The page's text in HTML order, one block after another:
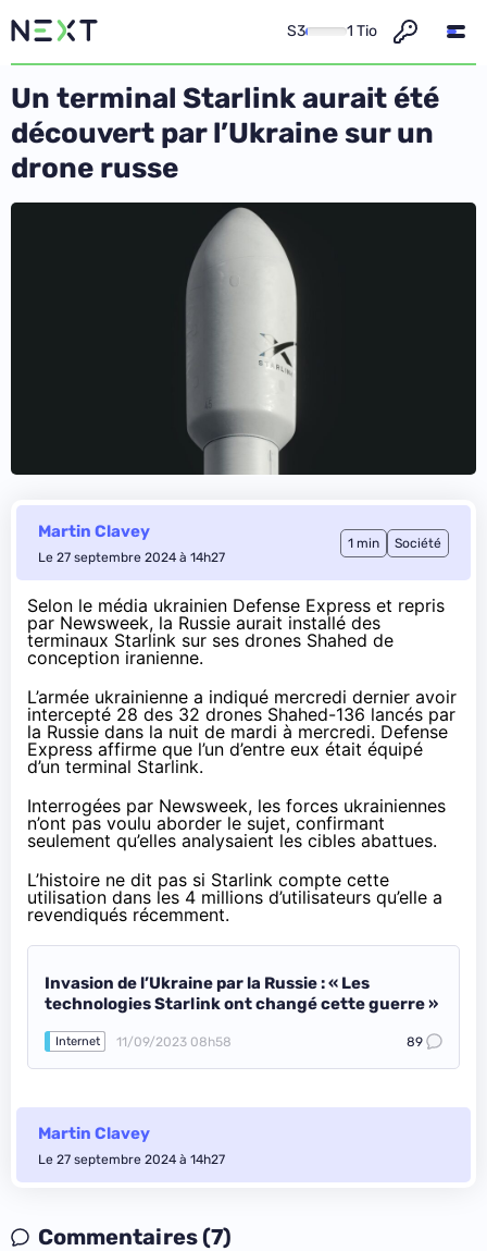
S3 1 Tio
Un terminal Starlink aurait été
découvert par l’Ukraine sur un
drone russe
Martin Clavey
Le 27 septembre 2024 à 14h27
1 min Société
Selon le média ukrainien Defense Express et repris
par Newsweek, la Russie aurait installé des
terminaux Starlink sur ses drones Shahed de
conception iranienne.
L’armée ukrainienne a indiqué mercredi dernier avoir
intercepté 28 des 32 drones Shahed-136 lancés par
la Russie dans la nuit de mardi à mercredi. Defense
Express affirme que l’un d’entre eux était équipé
d’un terminal Starlink.
Interrogées par Newsweek, les forces ukrainiennes
n’ont pas voulu aborder le sujet, confirmant
seulement qu’elles analysaient les cibles abattues.
L’histoire ne dit pas si Starlink compte cette
utilisation dans les 4 millions d’utilisateurs qu’elle a
revendiqués récemment.
Invasion de l’Ukraine par la Russie : « Les
technologies Starlink ont changé cette guerre »
Internet 11/09/2023 08h58 89
Martin Clavey
Le 27 septembre 2024 à 14h27
Commentaires (7)